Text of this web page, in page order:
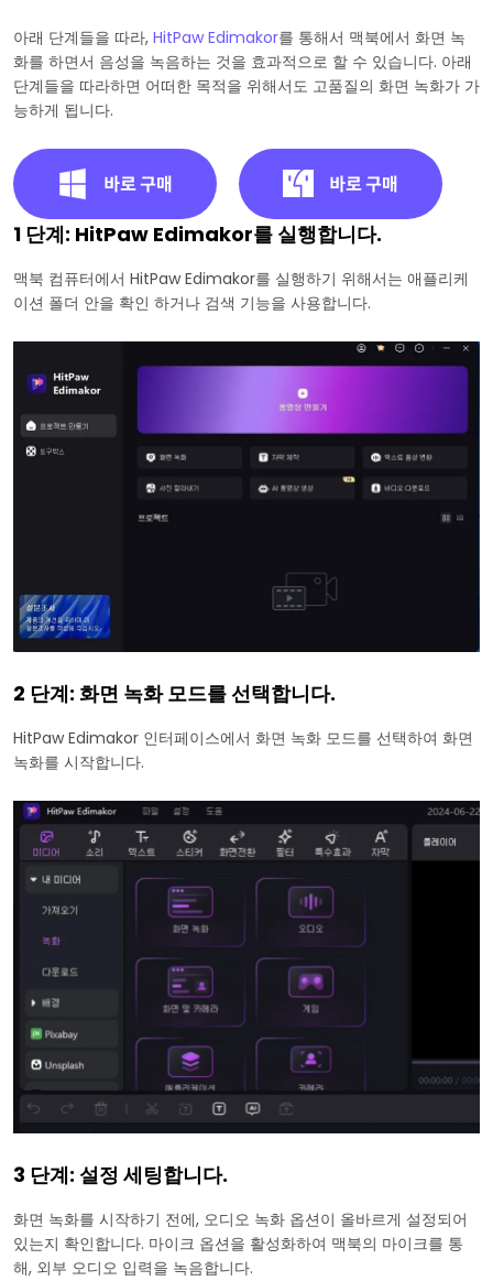
아래 단계들을 따라, HitPaw Edimakor를 통해서 맥북에서 화면 녹
화를 하면서 음성을 녹음하는 것을 효과적으로 할 수 있습니다. 아래
단계들을 따라하면 어떠한 목적을 위해서도 고품질의 화면 녹화가 가
능하게 됩니다.
1 단계: HitPaw Edimakor를 실행합니다.
맥북 컴퓨터에서 HitPaw Edimakor를 실행하기 위해서는 애플리케
이션 폴더 안을 확인 하거나 검색 기능을 사용합니다.
2 단계: 화면 녹화 모드를 선택합니다.
HitPaw Edimakor 인터페이스에서 화면 녹화 모드를 선택하여 화면
녹화를 시작합니다.
3 단계: 설정 세팅합니다.
화면 녹화를 시작하기 전에, 오디오 녹화 옵션이 올바르게 설정되어
있는지 확인합니다. 마이크 옵션을 활성화하여 맥북의 마이크를 통
해, 외부 오디오 입력을 녹음합니다.